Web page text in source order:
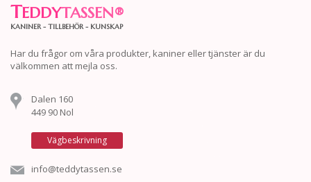
TEDDYTASSEN®
KANINER - TILLBEHÖR - KUNSKAP
Har du frågor om våra produkter, kaniner eller tjänster är du
välkommen att mejla oss.
Dalen 160
449 90 Nol
Vägbeskrivning
info@teddytassen.se